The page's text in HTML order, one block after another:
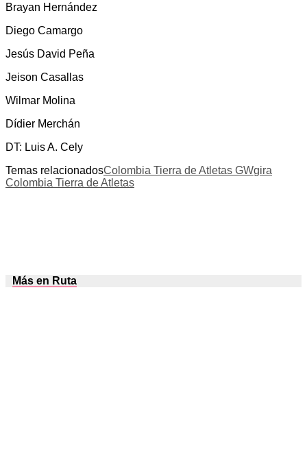
Brayan Hernández
Diego Camargo
Jesús David Peña
Jeison Casallas
Wilmar Molina
Dídier Merchán
DT: Luis A. Cely
Temas relacionadosColombia Tierra de Atletas GWgira
Colombia Tierra de Atletas
Más en Ruta